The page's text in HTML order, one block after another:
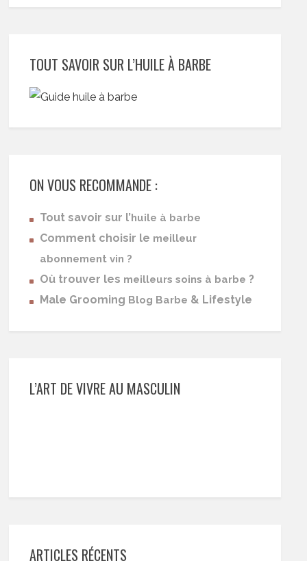
TOUT SAVOIR SUR L’HUILE À BARBE
ON VOUS RECOMMANDE :
Tout savoir sur l’huile à barbe
Comment choisir le meilleur
abonnement vin ?
Où trouver les meilleurs soins à barbe ?
Male Grooming Blog Barbe & Lifestyle
L’ART DE VIVRE AU MASCULIN
ARTICLES RÉCENTS